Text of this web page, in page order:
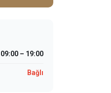
09:00 – 19:00
Bağlı